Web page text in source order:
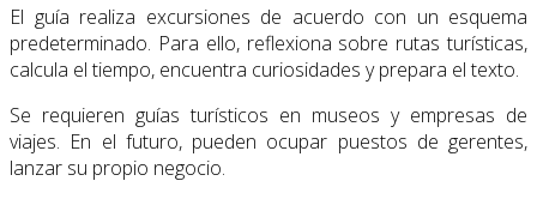
El guía realiza excursiones de acuerdo con un esquema
predeterminado. Para ello, reflexiona sobre rutas turísticas,
calcula el tiempo, encuentra curiosidades y prepara el texto.
Se requieren guías turísticos en museos y empresas de
viajes. En el futuro, pueden ocupar puestos de gerentes,
lanzar su propio negocio.